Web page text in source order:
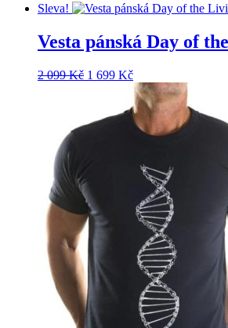
Sleva!
Vesta pánská Day of
2 099Kč Původní
1 699 KčAktuální
cena
je:
1
699 Kč.